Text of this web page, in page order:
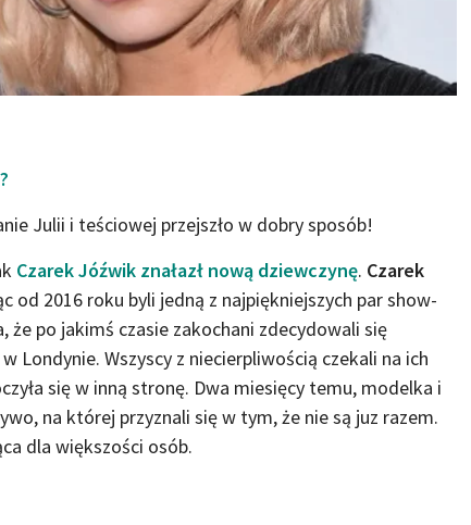
Julii i teściowej przejszło w dobry sposób!
Czarek Jóźwik znałazł nową dziewczynę. Czarek
od 2016 roku byli jedną z najpiękniejszych par show-
że po jakimś czasie zakochani zdecydowali się
Londynie. Wszyscy z niecierpliwością czekali na ich
się w inną stronę. Dwa miesięcy temu, modelka i
na której przyznali się w tym, że nie są juz razem.
dla większości osób.